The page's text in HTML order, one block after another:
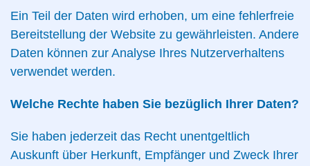
Ein Teil der Daten wird erhoben, um eine fehlerfreie
Bereitstellung der Website zu gewährleisten. Andere
Daten können zur Analyse Ihres Nutzerverhaltens
verwendet werden.
Welche Rechte haben Sie bezüglich Ihrer Daten?
Sie haben jederzeit das Recht unentgeltlich
Auskunft über Herkunft, Empfänger und Zweck Ihrer